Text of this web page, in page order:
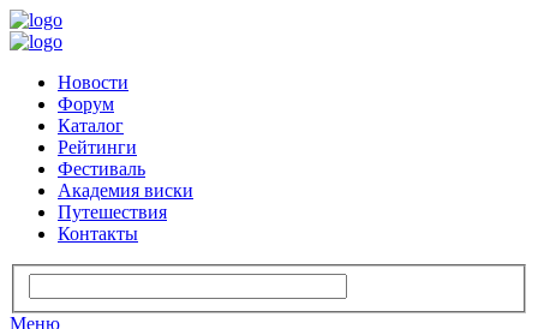
Новости
Форум
Каталог
Рейтинги
Фестиваль
Академия виски
Путешествия
Контакты
Меню